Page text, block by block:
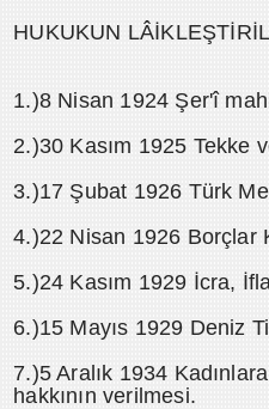
HUKUKUN
1.)8 Nisan 1924 Şer'î
2.)30 Kasım 1925 Tekke
3.)17 Şubat 1926 Türk
4.)22 Nisan 1926 Borçlar
5.)24 Kasım 1929 İcra,
6.)15 Mayıs 1929 Deniz
7.)5 Aralık 1934
hakkının verilmesi.